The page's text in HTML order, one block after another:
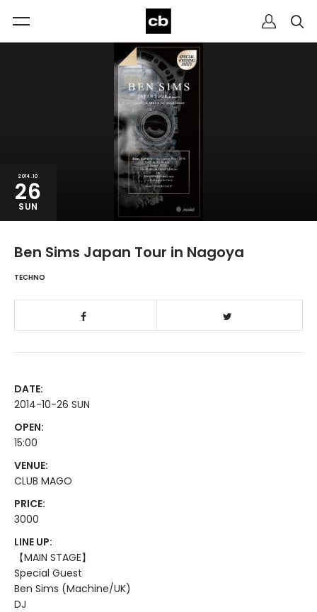
2014.10
26
SUN
Ben Sims Japan Tour in Nagoya
TECHNO
DATE:
2014-10-26 SUN
OPEN:
15:00
VENUE:
CLUB MAGO
PRICE:
3000
LINE UP:
【MAIN STAGE】
Special Guest
Ben Sims (Machine/UK)
DJ